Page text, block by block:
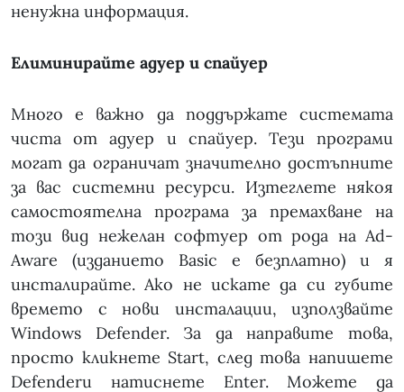
ненужна информация.
Елиминирайте адуер и спайуер
Много е важно да поддържате системата
чиста от адуер и спайуер. Тези програми
могат да ограничат значително достъпните
за вас системни ресурси. Изтеглете някоя
самостоятелна програма за премахване на
този вид нежелан софтуер от рода на Ad-
Aware (изданието Basic е безплатно) и я
инсталирайте. Ако не искате да си губите
времето с нови инсталации, използвайте
Windows Defender. За да направите това,
просто кликнете Start, след това напишете
Defenderи натиснете Enter. Можете да